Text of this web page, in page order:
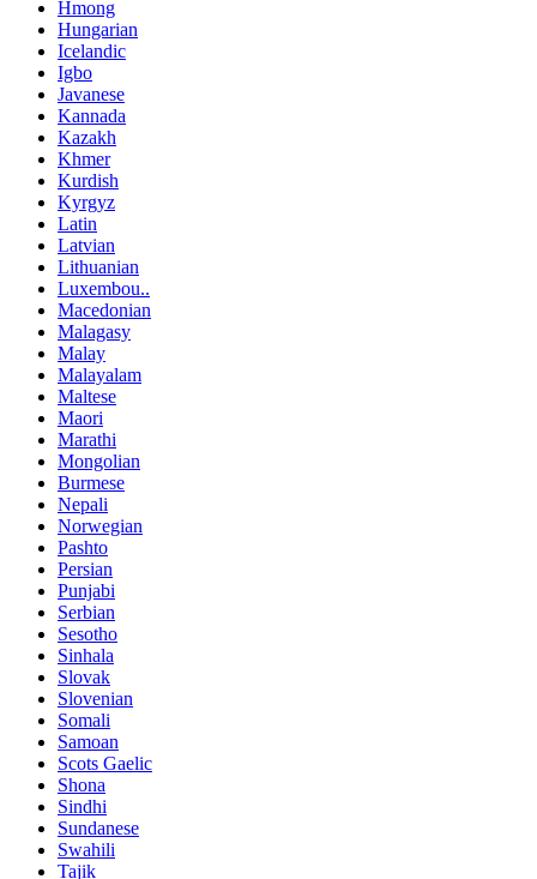
Hmong
Hungarian
Icelandic
Igbo
Javanese
Kannada
Kazakh
Khmer
Kurdish
Kyrgyz
Latin
Latvian
Lithuanian
Luxembou..
Macedonian
Malagasy
Malay
Malayalam
Maltese
Maori
Marathi
Mongolian
Burmese
Nepali
Norwegian
Pashto
Persian
Punjabi
Serbian
Sesotho
Sinhala
Slovak
Slovenian
Somali
Samoan
Scots Gaelic
Shona
Sindhi
Sundanese
Swahili
Tajik